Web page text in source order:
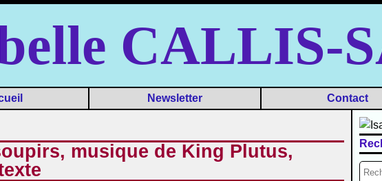
CALLIS-
Newsletter Contact
musique de King Plutus,